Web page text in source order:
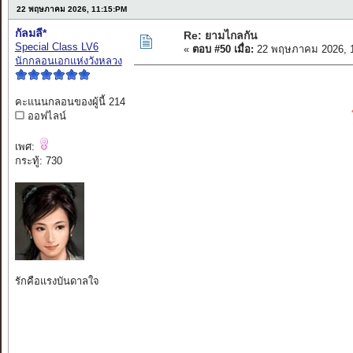
22 พฤษภาคม 2026, 11:15:PM
กัลมลี*
Special Class LV6
นักกลอนเอกแห่งวังหลวง
คะแนนกลอนของผู้นี้ 214
ออฟไลน์
เพศ:
กระทู้: 730
รักคือแรงบันดาลใจ
Re: ยามไกลกัน
« ตอบ #50 เมื่อ: 22 พฤษภาคม 2026,